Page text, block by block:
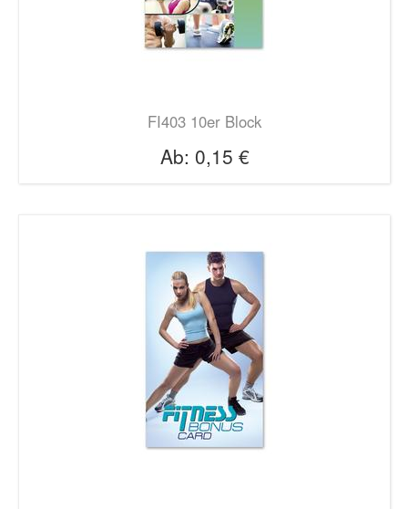
FI403 10er Block
Ab: 0,15 €